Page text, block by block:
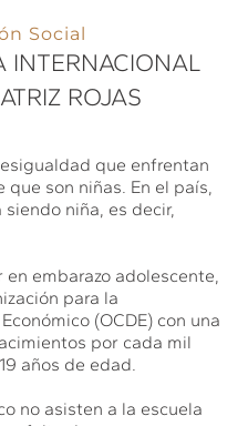
Social
INTERNACIONAL
ROJAS
que enfrentan
que son niñas. En el país,
siendo niña, es decir,
embarazo adolescente,
para la
(OCDE) con una
por cada mil
años de edad.
no asisten a la escuela